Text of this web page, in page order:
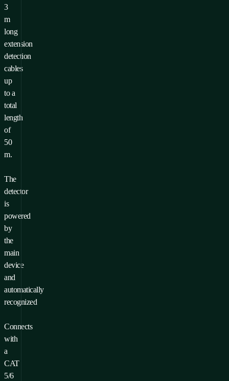
3
m
long
extension
detection
cables
up
to a
total
length
of
50
m.
The
detector
is
powered
by
the
main
device
and
automatically
recognized
Connects
with
a
CAT
5/6